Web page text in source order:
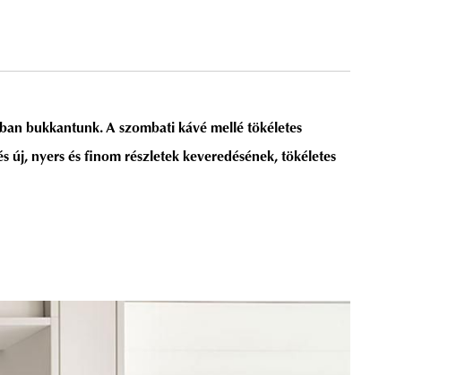
bukkantunk. A szombati kávé mellé tökéletes
új, nyers és finom részletek keveredésének, tökéletes